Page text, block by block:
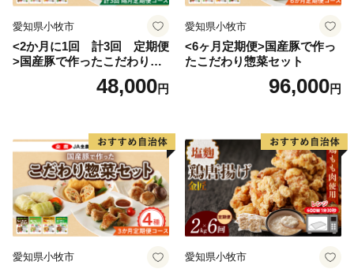
愛知県小牧市
<2か月に1回 計3回 定期便
>国産豚で作ったこだわり惣
48,000円
愛知県小牧市
<6ヶ月定期便>国産豚で作っ
たこだわり惣菜セット
96,000円
愛知県小牧市 愛知県小牧市